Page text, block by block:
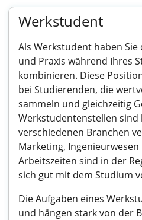
Werkstudent
Als Werkstudent haben
und Praxis während Ihres
kombinieren. Diese
bei Studierenden, die
sammeln und gleichzeitig
Werkstudentenstellen sind
verschiedenen Branchen
Marketing,
Arbeitszeiten sind in der
sich gut mit dem Studium
Die Aufgaben eines
und hängen stark von der